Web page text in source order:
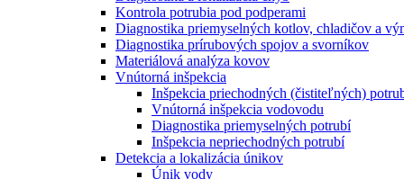
Kontrola potrubia pod podperami
Diagnostika priemyselných kotlov, chladičov a
Diagnostika prírubových spojov a svorníkov
Materiálová analýza kovov
Vnútorná inšpekcia
Inšpekcia priechodných (čistiteľných)
Vnútorná inšpekcia vodovodu
Diagnostika priemyselných potrubí
Inšpekcia nepriechodných potrubí
Detekcia a lokalizácia únikov
Únik vody